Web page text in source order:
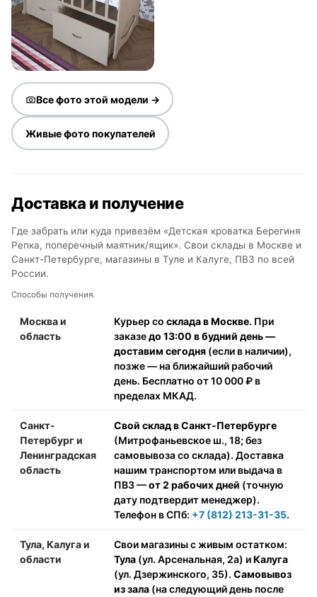
Все фото этой модели →
Живые фото покупателей
Доставка и получение
Где забрать или куда привезём «Детская кроватка Берегиня
Репка, поперечный маятник/ящик». Свои склады в Москве и
Санкт-Петербурге, магазины в Туле и Калуге, ПВЗ по всей
России.
Способы получения.
Москва и
область
Курьер со склада в Москве. При
заказедо 13:00 в будний день —
доставим сегодня (если в наличии),
позже — на ближайший рабочий
день. Бесплатно от 10 000 ₽ в
пределах МКАД.
Санкт-
Петербург и
Ленинградская
область
Свой склад в Санкт-Петербурге
(Митрофаньевское ш., 18; без
самовывоза со склада). Доставка
нашим транспортом или выдача в
ПВЗ —от 2 рабочих дней (точную
дату подтвердит менеджер).
Телефон в СПб: +7 (812) 213-31-35.
Тула, Калуга и
области
Свои магазины с живым остатком:
Тула (ул. Арсенальная, 2а) иКалуга
(ул. Дзержинского, 35). Самовывоз
из зала (на следующий день после